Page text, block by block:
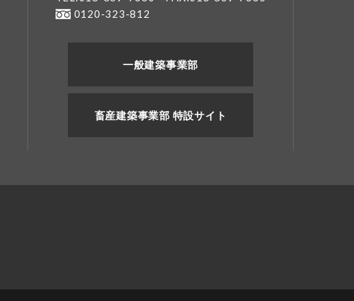
0120-323-812
一般建築事業部
畜産建築事業部 特設サイト